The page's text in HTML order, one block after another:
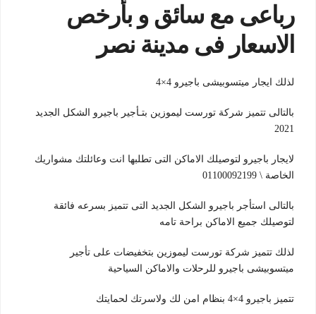
رباعى مع سائق و بأرخص
الاسعار فى مدينة نصر
لذلك ايجار ميتسوبيشى باجيرو 4×4
بالتالى تتميز شركة تورست ليموزين بتـأجير باجيرو الشكل الجديد
2021
لايجار باجيرو لتوصيلك الاماكن التى تطلبها انت وعائلتك مشواريك
الخاصة \ 01100092199
بالتالى استأجر باجيرو الشكل الجديد التى تتميز بسرعه فائقة
لتوصيلك جميع الاماكن براحة تامه
لذلك تتميز شركة تورست ليموزين بتخفيضات على تأجير
ميتسوبيشى باجيرو للرحلات والاماكن السياحية
تتميز باجيرو 4×4 بنظام امن لك ولاسرتك لحمايتك